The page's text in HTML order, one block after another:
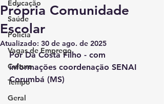
Educação
Saúde
Polícia
Vagas de Emprego
Cultura
Tempo
Geral
Própria Comunidade
Escolar
Atualizado: 30 de ago. de 2025
Por Da Costa Filho - com
informações coordenação SENAI
Corumbá (MS)